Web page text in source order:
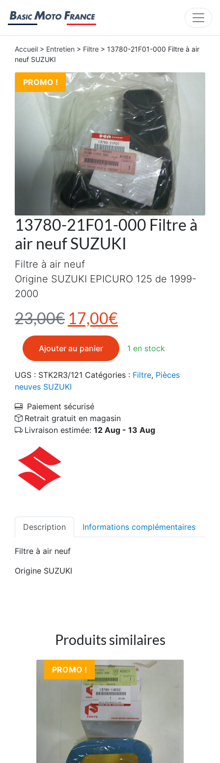
Accueil > Entretien > Filtre > 13780-21F01-000 Filtre à air
neuf SUZUKI
PROMO !
13780-21F01-000 Filtre à
air neuf SUZUKI
23,00€ Le prix initial était :
17,00€
Filtre à air neuf
Origine SUZUKI EPICURO 125 de 1999-
2000
1 en stock
quantité de 13780-21F01-000 Filtre à air neuf SUZUKI
Ajouter au panier
UGS : STK2R3/121 Catégories : Filtre, Pièces
neuves SUZUKI
Paiement sécurisé
Retrait gratuit en magasin
Livraison estimée: 12 Aug - 13 Aug
Description Informations complémentaires
Filtre à air neuf
Origine SUZUKI
Produits similaires
PROMO !